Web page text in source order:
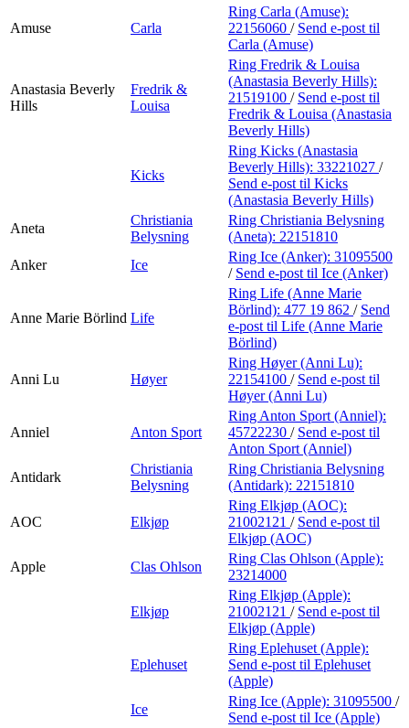
Amuse Carla
Ring Carla (Amuse):
22156060 / Send e-post til
Carla (Amuse)
Anastasia Beverly
Hills
Fredrik &
Louisa
Ring Fredrik & Louisa
(Anastasia Beverly Hills):
21519100 / Send e-post til
Fredrik & Louisa (Anastasia
Beverly Hills)
Kicks
Ring Kicks (Anastasia
Beverly Hills): 33221027 /
Send e-post til Kicks
(Anastasia Beverly Hills)
Aneta
Christiania
Belysning
Ring Christiania Belysning
(Aneta): 22151810
Anker
Ice
Ring Ice (Anker): 31095500
/ Send e-post til Ice (Anker)
Anne Marie Börlind Life
Ring Life (Anne Marie
Börlind): 477 19 862 / Send
e-post til Life (Anne Marie
Börlind)
Anni Lu Høyer
Ring Høyer (Anni Lu):
22154100 / Send e-post til
Høyer (Anni Lu)
Anniel Anton Sport
Ring Anton Sport (Anniel):
45722230 / Send e-post til
Anton Sport (Anniel)
Antidark
Christiania
Belysning
Ring Christiania Belysning
(Antidark): 22151810
AOC Elkjøp
Ring Elkjøp (AOC):
21002121 / Send e-post til
Elkjøp (AOC)
Apple
Clas Ohlson
Ring Clas Ohlson (Apple):
23214000
Elkjøp
Ring Elkjøp (Apple):
21002121 / Send e-post til
Elkjøp (Apple)
Eplehuset
Ring Eplehuset (Apple):
Send e-post til Eplehuset
(Apple)
Ice
Ring Ice (Apple): 31095500 /
Send e-post til Ice (Apple)